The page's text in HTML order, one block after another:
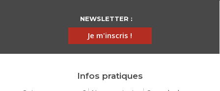
NEWSLETTER :
Je m'inscris !
Infos pratiques